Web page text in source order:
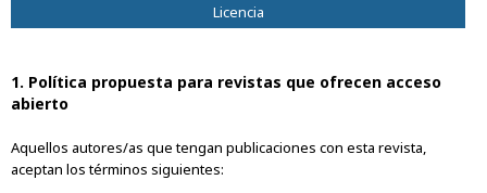
Licencia
1. Política propuesta para revistas que ofrecen acceso
abierto
Aquellos autores/as que tengan publicaciones con esta revista,
aceptan los términos siguientes: